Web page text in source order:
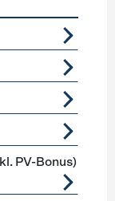
PV-Bonus)